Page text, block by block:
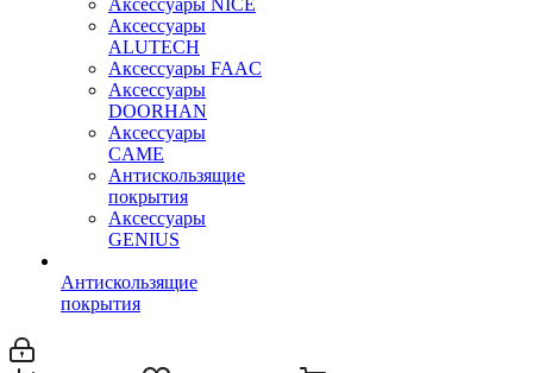
Аксессуары NICE
Аксессуары
ALUTECH
Аксессуары FAAC
Аксессуары
DOORHAN
Аксессуары
CAME
Антискользящие
покрытия
Аксессуары
GENIUS
Антискользящие
покрытия